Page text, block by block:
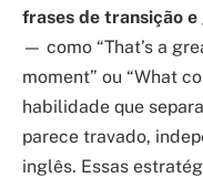
frases de transição
— como “That’s a
moment” ou “What
habilidade que
parece travado,
inglês. Essas